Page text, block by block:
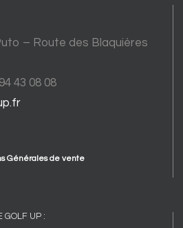
– Route des Blaquières
43 08 08
Générales de vente
GOLF UP :